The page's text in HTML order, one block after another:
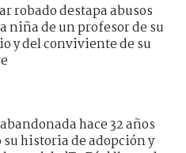
robado destapa abusos
niña de un profesor de su
y del conviviente de su
hace 32 años
su historia de adopción y